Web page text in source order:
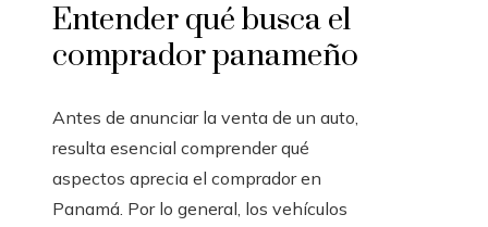
Entender qué busca el
comprador panameño
Antes de anunciar la venta de un auto,
resulta esencial comprender qué
aspectos aprecia el comprador en
Panamá. Por lo general, los vehículos